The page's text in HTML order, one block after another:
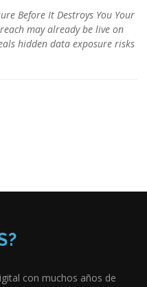
Before It Destroys You Your
may already be live on
hidden data exposure risks
con muchos años de